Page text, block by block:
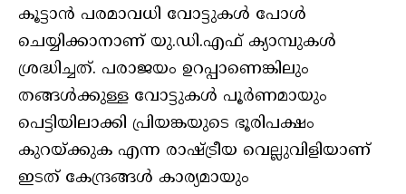
കൂട്ടാൻ പരമാവധി വോട്ടുകൾ പോൾ
ചെയ്യിക്കാനാണ് യു.ഡി.എഫ് ക്യാമ്പുകൾ
ശ്രദ്ധിച്ചത്. പരാജയം ഉറപ്പാണെങ്കിലും
തങ്ങൾക്കുള്ള വോട്ടുകൾ പൂർണമായും
പെട്ടിയിലാക്കി പ്രിയങ്കയുടെ ഭൂരിപക്ഷം
കുറയ്ക്കുക എന്ന രാഷ്ട്രീയ വെല്ലുവിളിയാണ്
ഇടത് കേന്ദ്രങ്ങൾ കാര്യമായും